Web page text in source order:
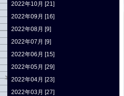
2022年10月 [21]
2022年09月 [16]
2022年08月 [9]
2022年07月 [9]
2022年06月 [15]
2022年05月 [29]
2022年04月 [23]
2022年03月 [27]